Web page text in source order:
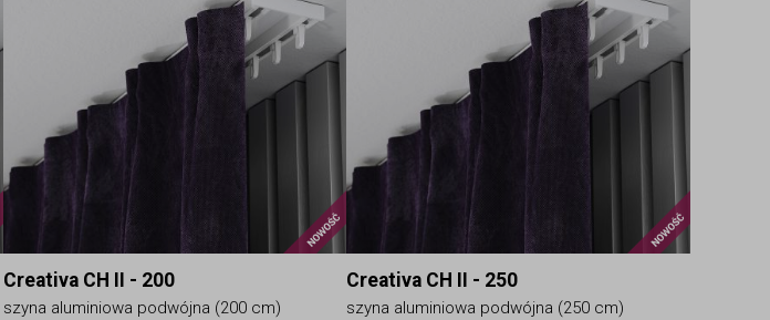
Nowość Nowość
Creativa CH II - 200
szyna aluminiowa podwójna (200 cm)
Nowość
Creativa CH II - 250
szyna aluminiowa podwójna (250 cm)